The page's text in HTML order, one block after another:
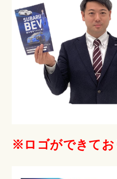
※ロゴができて